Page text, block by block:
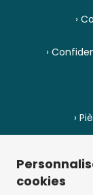
›
›
›
cookies